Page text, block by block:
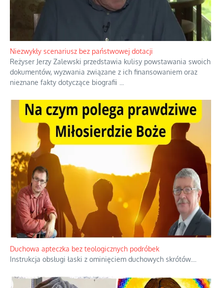
Domowe polowanie na wolne fale
Przez dziesięciolecia miliony Polaków słuchały zagranicznych
rozgłośni radiowych, pomimo że władze komunistyczne robiły
wszystko, aby je zagłuszyć....
Niezwykły scenariusz bez państwowej dotacji
Reżyser Jerzy Zalewski przedstawia kulisy powstawania swoich
dokumentów, wyzwania związane z ich finansowaniem oraz
nieznane fakty dotyczące biografii...